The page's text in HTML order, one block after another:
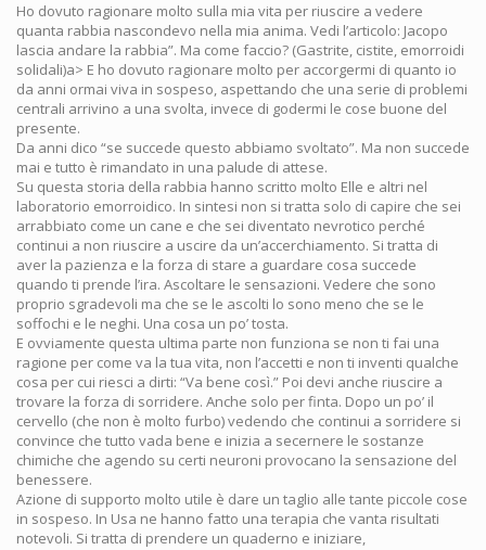
Ho dovuto ragionare molto sulla mia vita per riuscire a vedere
quanta rabbia nascondevo nella mia anima. Vedi l’articolo: Jacopo
lascia andare la rabbia”. Ma come faccio? (Gastrite, cistite, emorroidi
solidali)a> E ho dovuto ragionare molto per accorgermi di quanto io
da anni ormai viva in sospeso, aspettando che una serie di problemi
centrali arrivino a una svolta, invece di godermi le cose buone del
presente.
Da anni dico “se succede questo abbiamo svoltato”. Ma non succede
mai e tutto è rimandato in una palude di attese.
Su questa storia della rabbia hanno scritto molto Elle e altri nel
laboratorio emorroidico. In sintesi non si tratta solo di capire che sei
arrabbiato come un cane e che sei diventato nevrotico perché
continui a non riuscire a uscire da un’accerchiamento. Si tratta di
aver la pazienza e la forza di stare a guardare cosa succede
quando ti prende l’ira. Ascoltare le sensazioni. Vedere che sono
proprio sgradevoli ma che se le ascolti lo sono meno che se le
soffochi e le neghi. Una cosa un po’ tosta.
E ovviamente questa ultima parte non funziona se non ti fai una
ragione per come va la tua vita, non l’accetti e non ti inventi qualche
cosa per cui riesci a dirti: “Va bene così.” Poi devi anche riuscire a
trovare la forza di sorridere. Anche solo per finta. Dopo un po’ il
cervello (che non è molto furbo) vedendo che continui a sorridere si
convince che tutto vada bene e inizia a secernere le sostanze
chimiche che agendo su certi neuroni provocano la sensazione del
benessere.
Azione di supporto molto utile è dare un taglio alle tante piccole cose
in sospeso. In Usa ne hanno fatto una terapia che vanta risultati
notevoli. Si tratta di prendere un quaderno e iniziare,